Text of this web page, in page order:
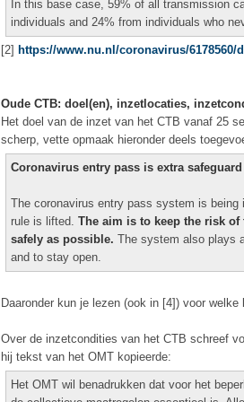
In this base case, 59% of all transmission
individuals and 24% from individuals who
[2] https://www.nu.nl/coronavirus/
Oude CTB: doel(en), inzetlocaties,
Het doel van de inzet van het CTB vanaf 25
scherp, vette opmaak hieronder deels
Coronavirus entry pass is extra safeguard
The coronavirus entry pass system is
rule is lifted. The aim is to keep the risk
safely as possible. The system also plays
and to stay open.
Daaronder kun je lezen (ook in [4]) voor
Over de inzetcondities van het CTB schreef
hij tekst van het OMT kopieerde:
Het OMT wil benadrukken dat voor het